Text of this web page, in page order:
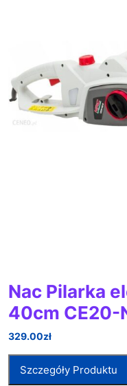
Nac Pilarka
40cm CE20-
329.00zł
Szczegóły Produktu